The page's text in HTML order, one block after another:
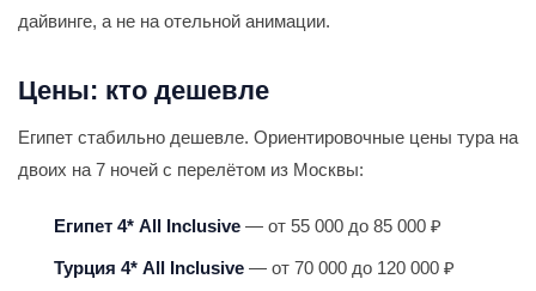
дайвинге, а не на отельной анимации.
Цены: кто дешевле
Египет стабильно дешевле. Ориентировочные цены тура на
двоих на 7 ночей с перелётом из Москвы:
Египет 4* All Inclusive — от 55 000 до 85 000 ₽
Турция 4* All Inclusive — от 70 000 до 120 000 ₽